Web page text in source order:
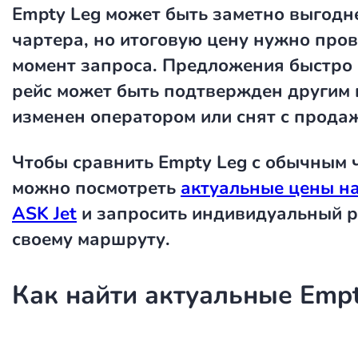
Empty Leg может быть заметно
чартера, но итоговую цену нужно
момент запроса. Предложения
рейс может быть подтвержден другим
изменен оператором или снят с
Чтобы сравнить Empty Leg с обычным
можно посмотреть актуальные цены
ASK Jet и запросить индивидуальный
своему маршруту.
Как найти актуальные